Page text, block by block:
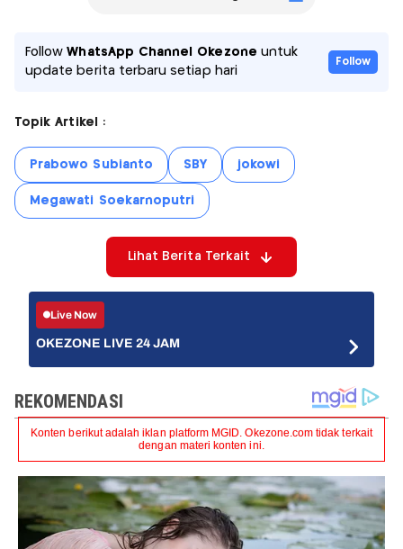
FollowWhatsApp Channel Okezone untuk
update berita terbaru setiap hari
Follow
Topik Artikel :
Prabowo Subianto SBY jokowi
Megawati Soekarnoputri
Lihat Berita Terkait
Live Now
OKEZONE LIVE 24 JAM